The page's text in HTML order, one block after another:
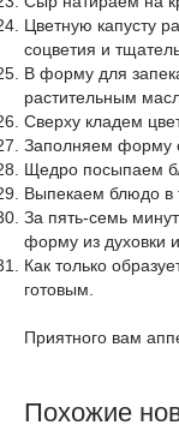
Цветную капусту
соцветия и
В форму для
растительным
Сверху кладем
Заполняем форму
Щедро посыпаем
Выпекаем блюдо в
За пять-семь
форму из духовки
Как только
готовым.
Приятного вам
Похожие